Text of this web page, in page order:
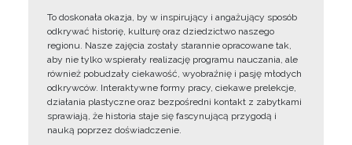
To doskonała okazja, by w inspirujący i angażujący sposób
odkrywać historię, kulturę oraz dziedzictwo naszego
regionu. Nasze zajęcia zostały starannie opracowane tak,
aby nie tylko wspierały realizację programu nauczania, ale
również pobudzały ciekawość, wyobraźnię i pasję młodych
odkrywców. Interaktywne formy pracy, ciekawe prelekcje,
działania plastyczne oraz bezpośredni kontakt z zabytkami
sprawiają, że historia staje się fascynującą przygodą i
nauką poprzez doświadczenie.